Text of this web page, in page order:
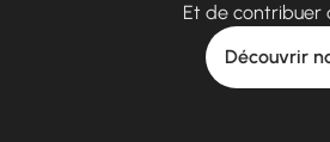
Et de contribuer
Découvrir